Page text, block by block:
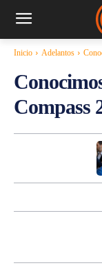
ADELANTOS
Inicio Adelantos
Compass